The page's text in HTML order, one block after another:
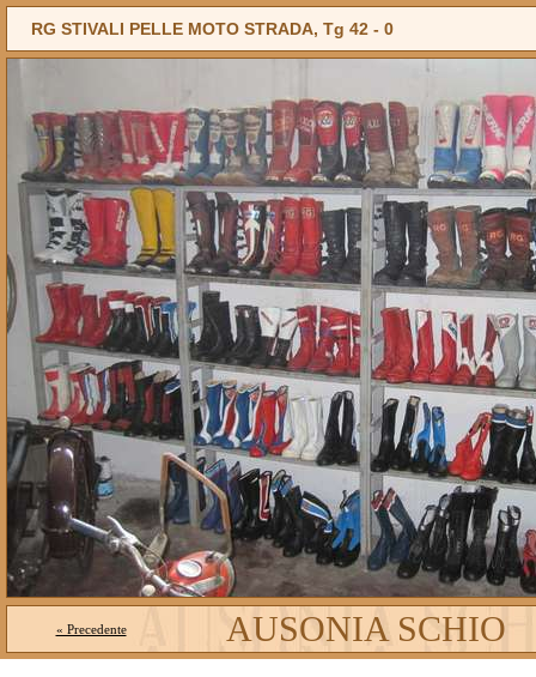
RG STIVALI PELLE MOTO STRADA, Tg 42 - 0
« Precedente AUSONIA SCHIO